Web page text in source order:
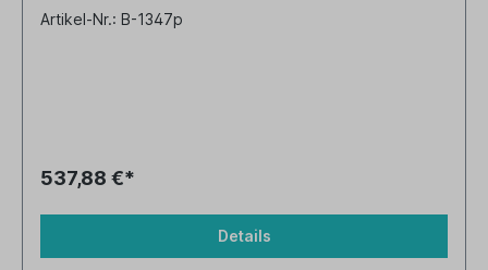
Artikel-Nr.: B-1347p
537,88 €*
Details